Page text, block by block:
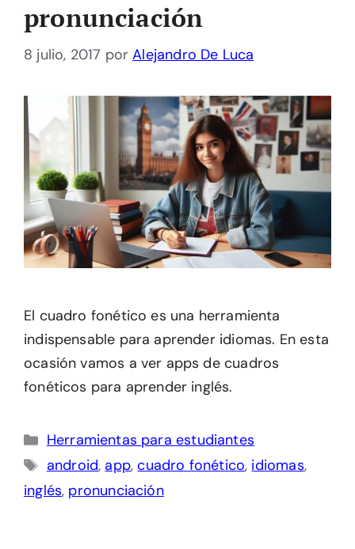
pronunciación
8 julio, 2017 porAlejandro De Luca
El cuadro fonético es una herramienta
indispensable para aprender idiomas. En esta
ocasión vamos a ver apps de cuadros
fonéticos para aprender inglés.
Categorías
Herramientas para estudiantes
Etiquetas
android, app,cuadro fonético, idiomas,
inglés, pronunciación